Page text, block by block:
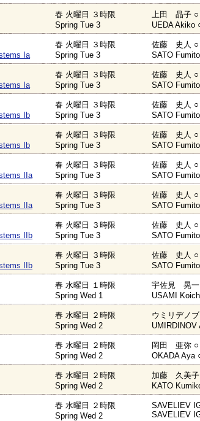
春 火曜日 ３時限
Spring Tue 3
上田 晶子 ○
UEDA Akiko
Ia
春 火曜日 ３時限
Spring Tue 3
佐藤 史人 ○
SATO
Ia
春 火曜日 ３時限
Spring Tue 3
佐藤 史人 ○
SATO
Ib
春 火曜日 ３時限
Spring Tue 3
佐藤 史人 ○
SATO
Ib
春 火曜日 ３時限
Spring Tue 3
佐藤 史人 ○
SATO
IIa
春 火曜日 ３時限
Spring Tue 3
佐藤 史人 ○
SATO
IIa
春 火曜日 ３時限
Spring Tue 3
佐藤 史人 ○
SATO
IIb
春 火曜日 ３時限
Spring Tue 3
佐藤 史人 ○
SATO
IIb
春 火曜日 ３時限
Spring Tue 3
佐藤 史人 ○
SATO
春 水曜日 １時限
Spring Wed 1
宇佐見 晃
USAMI
春 水曜日 ２時限
Spring Wed 2
ウミリデノ
春 水曜日 ２時限
Spring Wed 2
岡田 亜弥 ○
OKADA Aya
春 水曜日 ２時限
Spring Wed 2
加藤 久美
KATO
春 水曜日 ２時限
Spring Wed 2
SAVELIEV
SAVELIEV